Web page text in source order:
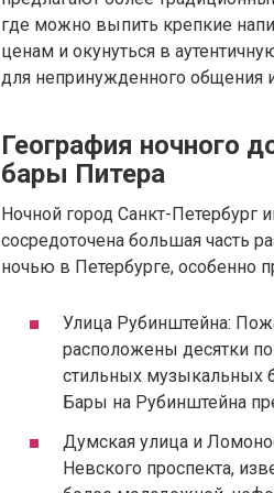
где можно выпить крепкие
ценам и окунуться в
для непринужденного общения
География ночного
бары Питера
Ночной город Санкт-
сосредоточена большая часть
ночью в Петербурге, особенно
Улица Рубинштейна:
расположены десятки
стильных музыкальных
Бары на Рубинштейна
Думская улица и
Невского проспекта,